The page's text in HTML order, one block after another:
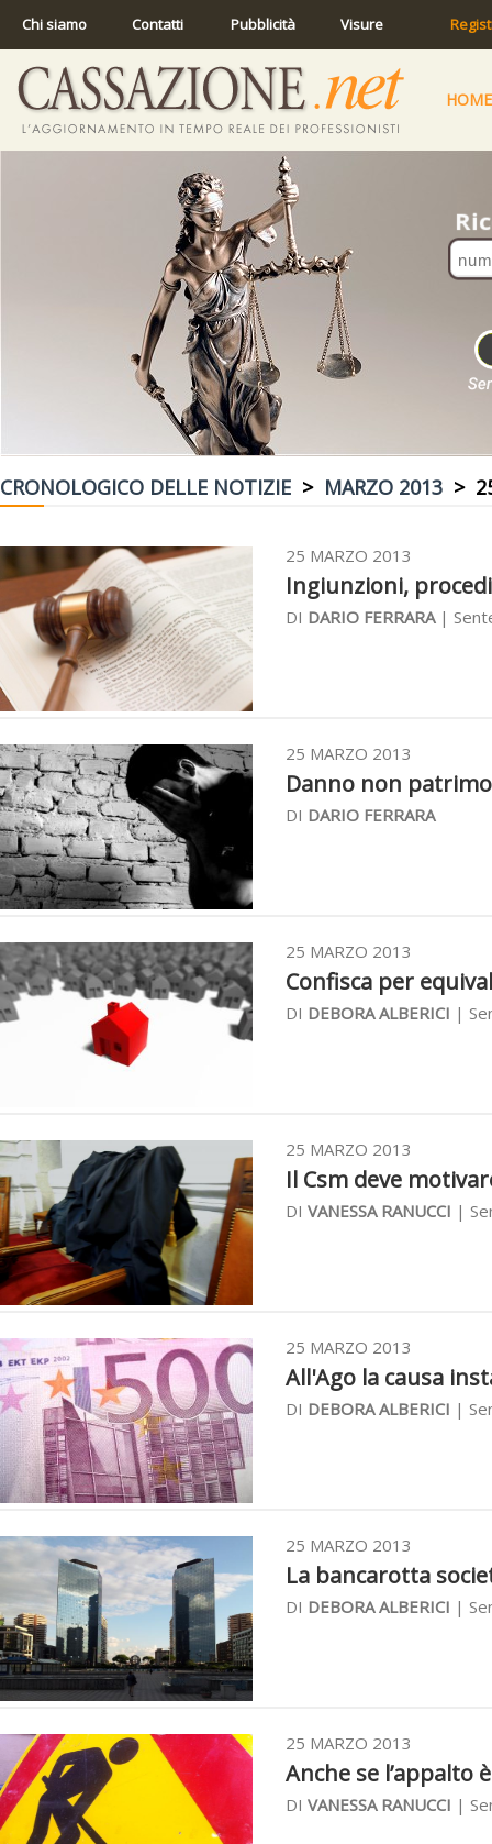
Chi siamo Contatti Pubblicità Visure
HOME
CRONOLOGICO DELLE NOTIZIE > MARZO 2013 >
25 MARZO 2013
Ingiunzioni,
DI DARIO FERRARA|
25 MARZO 2013
Danno non
DI DARIO FERRARA
25 MARZO 2013
Confisca per
DI DEBORA ALBERICI |
25 MARZO 2013
Il Csm deve
DI VANESSA RANUCCI |
25 MARZO 2013
All'Ago la causa
DI DEBORA ALBERICI |
25 MARZO 2013
La bancarotta
DI DEBORA ALBERICI |
25 MARZO 2013
Anche se l’appalto
DI VANESSA RANUCCI |